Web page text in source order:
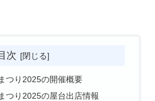
次
つり2025の開催概要
つり2025の屋台出店情報